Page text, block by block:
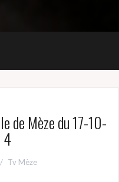
de Mèze du 17-10-
4
Tv Mèze